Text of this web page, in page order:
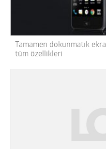
Tamamen dokunmatik
tüm özellikleri